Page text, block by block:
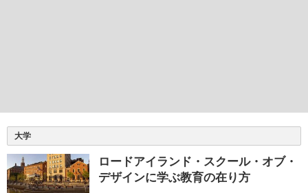
大学
ロードアイランド・スクール・オブ・
デザインに学ぶ教育の在り方